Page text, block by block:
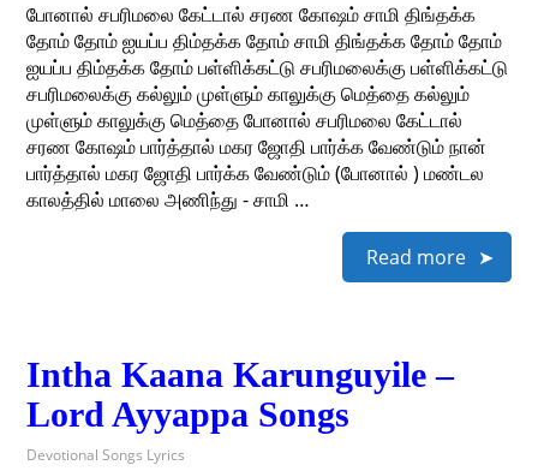
போனால் சபரிமலை கேட்டால் சரண‌ கோஷம் சாமி திங்தக்க‌
தோம் தோம் ஐயப்ப‌ திம்தக்க‌ தோம் சாமி திங்தக்க‌ தோம் தோம்
ஐயப்ப‌ திம்தக்க‌ தோம் பள்ளிக்கட்டு சபரிமலைக்கு பள்ளிக்கட்டு
சபரிமலைக்கு கல்லும் முள்ளும் காலுக்கு மெத்தை கல்லும்
முள்ளும் காலுக்கு மெத்தை போனால் சபரிமலை கேட்டால்
சரண‌ கோஷம் பார்த்தால் மகர‌ ஜோதி பார்க்க வேண்டும் நான்
பார்த்தால் மகர‌ ஜோதி பார்க்க வேண்டும் (போனால் ) மண்டல
காலத்தில் மாலை அணிந்து ‍‍- சாமி …
Read more
Intha Kaana Karunguyile –
Lord Ayyappa Songs
Devotional Songs Lyrics